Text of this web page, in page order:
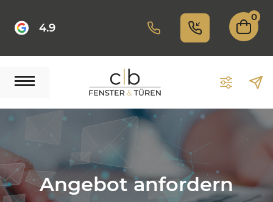
content
4.9
0
Angebot anfordern